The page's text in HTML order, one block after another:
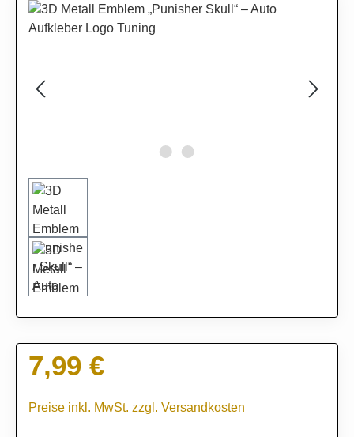
Bildergalerie überspringen
Regulärer Preis:
7,99 €
Preise inkl. MwSt. zzgl. Versandkosten